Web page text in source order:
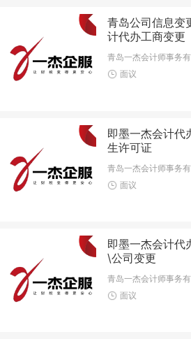
青岛公司信息变
计代办工商变更
青岛一杰会计师事务
面议
即墨一杰会计代
生许可证
青岛一杰会计师事务
面议
即墨一杰会计代
\公司变更
青岛一杰会计师事务
面议